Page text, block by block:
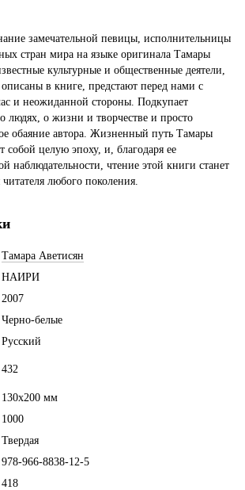
замечательной певицы, исполнительницы
стран мира на языке оригинала Тамары
культурные и общественные деятели,
в книге, предстают перед нами с
и неожиданной стороны. Подкупает
людях, о жизни и творчестве и просто
обаяние автора. Жизненный путь Тамары
собой целую эпоху, и, благодаря ее
наблюдательности, чтение этой книги станет
любого поколения.
Тамара Аветисян
НАИРИ
2007
Черно-белые
Русский
432
130х200 мм
1000
Твердая
978-966-8838-12-5
418